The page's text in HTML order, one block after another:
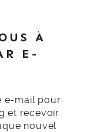
À
E-
e-mail pour
et recevoir
nouvel